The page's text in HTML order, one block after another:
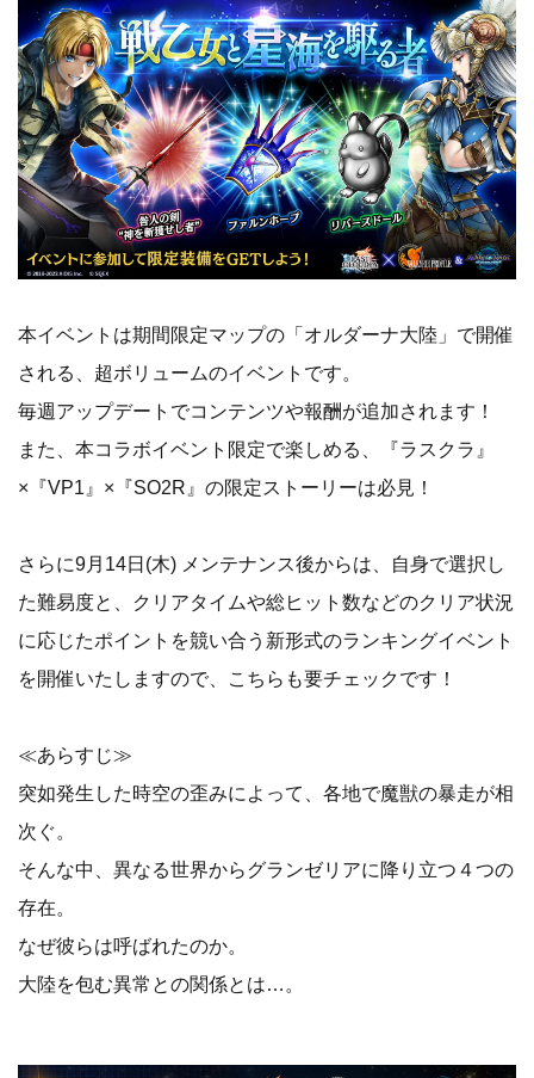
本イベントは期間限定マップの「オルダーナ大陸」で開催
される、超ボリュームのイベントです。
毎週アップデートでコンテンツや報酬が追加されます！
また、本コラボイベント限定で楽しめる、『ラスクラ』
×『VP1』×『SO2R』の限定ストーリーは必見！
さらに9月14日(木) メンテナンス後からは、自身で選択し
た難易度と、クリアタイムや総ヒット数などのクリア状況
に応じたポイントを競い合う新形式のランキングイベント
を開催いたしますので、こちらも要チェックです！
≪あらすじ≫
突如発生した時空の歪みによって、各地で魔獣の暴走が相
次ぐ。
そんな中、異なる世界からグランゼリアに降り立つ４つの
存在。
なぜ彼らは呼ばれたのか。
大陸を包む異常との関係とは…。